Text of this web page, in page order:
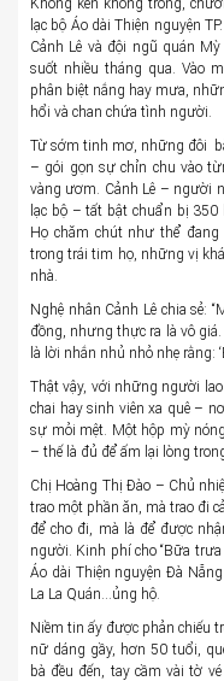
Không kèn không trống,
lạc bộ Áo dài Thiện nguyện
Cảnh Lê và đội ngũ quán
suốt nhiều tháng qua. Vào
phân biệt nắng hay mưa,
hổi và chan chứa tình người.
Từ sớm tinh mơ, những đôi
– gói gọn sự chỉn chu vào
vàng ươm. Cảnh Lê – người
lạc bộ – tất bật chuẩn bị
Họ chăm chút như thể
trong trái tim họ, những vị
nhà.
Nghệ nhân Cảnh Lê chia sẻ:
đồng, nhưng thực ra là vô
là lời nhắn nhủ nhỏ nhẹ rằng:
Thật vậy, với những người lao
chai hay sinh viên xa quê –
sự mỏi mệt. Một hộp mỳ
– thế là đủ để ấm lại lòng
Chị Hoàng Thị Đào – Chủ
trao một phần ăn, mà trao đi
để cho đi, mà là để được
người. Kinh phí cho “Bữa
Áo dài Thiện nguyện Đà
La La Quán…ủng hộ.
Niềm tin ấy được phản chiếu
nữ dáng gầy, hơn 50 tuổi,
bà đều đến, tay cầm vài tờ